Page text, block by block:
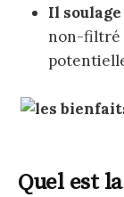
Il
non-filtré
Quel est